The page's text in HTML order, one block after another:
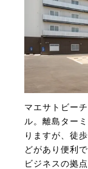
マエサトビー
ル。離島ター
りますが、徒
どがあり便利
ビジネスの拠